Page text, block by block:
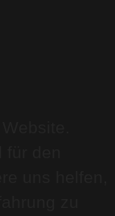
den
uns helfen,
zu